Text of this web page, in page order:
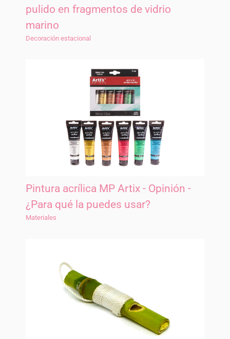
pulido en fragmentos de vidrio
marino
Decoración estacional
Pintura acrílica MP Artix - Opinión -
¿Para qué la puedes usar?
Materiales